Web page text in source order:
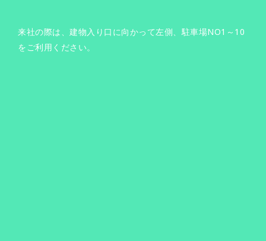
来社の際は、建物入り口に向かって左側、駐車場NO1～10
をご利用ください。